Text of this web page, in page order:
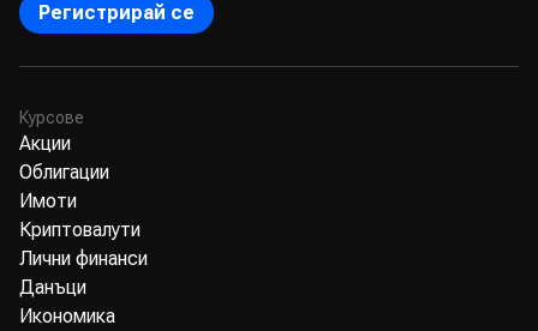
Регистрирай се
Курсове
Акции
Облигации
Имоти
Криптовалути
Лични финанси
Данъци
Икономика